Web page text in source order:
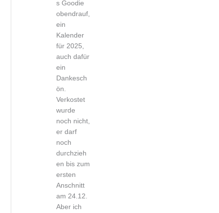
s Goodie
obendrauf,
ein
Kalender
für 2025,
auch dafür
ein
Dankesch
ön.
Verkostet
wurde
noch nicht,
er darf
noch
durchzieh
en bis zum
ersten
Anschnitt
am 24.12.
Aber ich